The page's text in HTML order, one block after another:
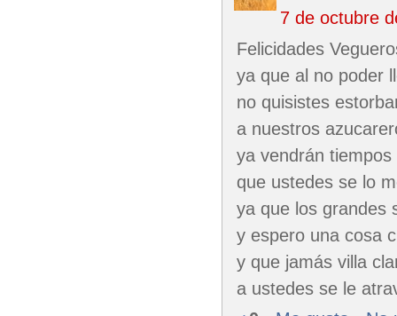
7 de octubre
Felicidades
ya que al no poder
no quisistes
a nuestros
ya vendrán tiempos
que ustedes se lo
ya que los grandes
y espero una cosa
y que jamás villa
a ustedes se le